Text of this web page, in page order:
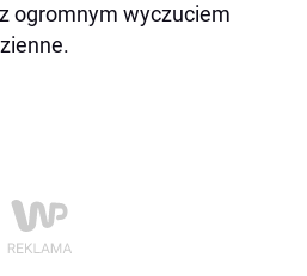
ogromnym wyczuciem